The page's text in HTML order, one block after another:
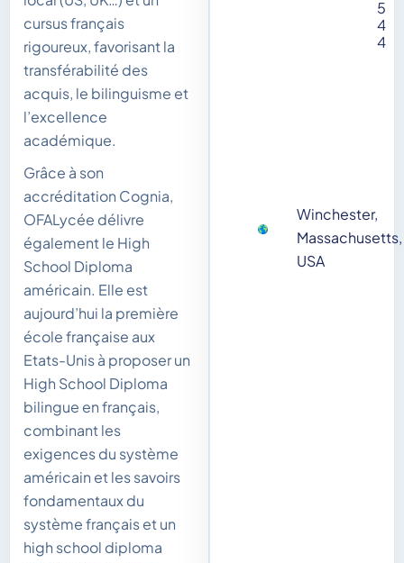
cursus français
rigoureux, favorisant la
transférabilité des
acquis, le bilinguisme et
l’excellence
académique.
Grâce à son
accréditation Cognia,
OFALycée délivre
également le High
School Diploma
américain. Elle est
aujourd’hui la première
école française aux
Etats-Unis à proposer un
High School Diploma
bilingue en français,
combinant les
exigences du système
américain et les savoirs
fondamentaux du
système français et un
high school diploma
Winchester,
Massachusetts,
USA
5
4
4